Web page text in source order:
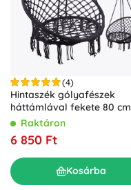
(4)
Hintaszék gólyafészek
háttámlával fekete 80 cm
Raktáron
6 850 Ft
Kosárba